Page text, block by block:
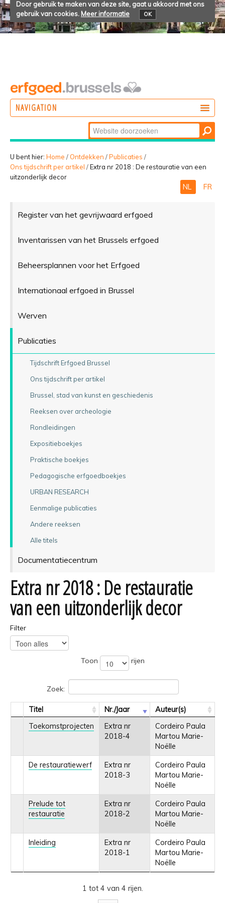
Door gebruik te maken van deze site, gaat u akkoord met ons
gebruik van cookies. Meer informatie OK
NAVIGATION
BELEVEN
Zoek
Geavanceerd
zoeken...
U bent hier: Home / Ontdekken /Publicaties /
Ons tijdschrift per artikel /Extra nr 2018 : De restauratie van een
uitzonderlijk decor
NL FR
Register van het gevrijwaard erfgoed
Inventarissen van het Brussels erfgoed
Beheersplannen voor het Erfgoed
Internationaal erfgoed in Brussel
Werven
Publicaties
Tijdschrift Erfgoed Brussel
Ons tijdschrift per artikel
Brussel, stad van kunst en geschiedenis
Reeksen over archeologie
Rondleidingen
Expositieboekjes
Praktische boekjes
Pedagogische erfgoedboekjes
URBAN RESEARCH
Eenmalige publicaties
Andere reeksen
Alle titels
Documentatiecentrum
Extra nr 2018 : De restauratie
van een uitzonderlijk decor
Filter
Toon rijen
Zoek:
Titel Nr./Jaar
Auteur(s)
Toekomstprojecten
Extra nr
2018-4
Cordeiro Paula
Martou Marie-
Noëlle
De restauratiewerf
Extra nr
2018-3
Cordeiro Paula
Martou Marie-
Noëlle
Prelude tot
restauratie
Extra nr
2018-2
Cordeiro Paula
Martou Marie-
Noëlle
Inleiding
Extra nr
2018-1
Cordeiro Paula
Martou Marie-
Noëlle
1 tot 4 van 4 rijen.